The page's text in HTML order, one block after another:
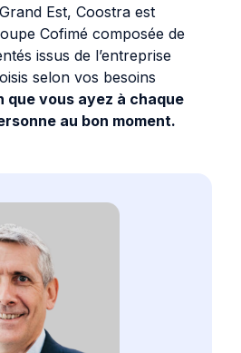
Est, Coostra est
Cofimé composée de
issus de l’entreprise
selon vos besoins
que vous ayez à chaque
au bon moment.